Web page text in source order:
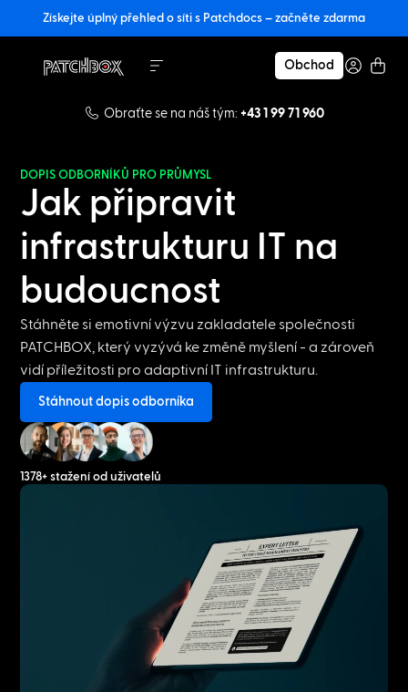
Získejte úplný přehled o síti s Patchdocs – začněte zdarma
Obchod
Obraťte se na náš tým: +43 1 99 71 960
DOPIS ODBORNÍKŮ PRO PRŮMYSL
Jak připravit
infrastrukturu IT na
budoucnost
Stáhněte si emotivní výzvu zakladatele společnosti
PATCHBOX, který vyzývá ke změně myšlení - a zároveň
vidí příležitosti pro adaptivní IT infrastrukturu.
Stáhnout dopis odborníka
1378+ stažení od uživatelů